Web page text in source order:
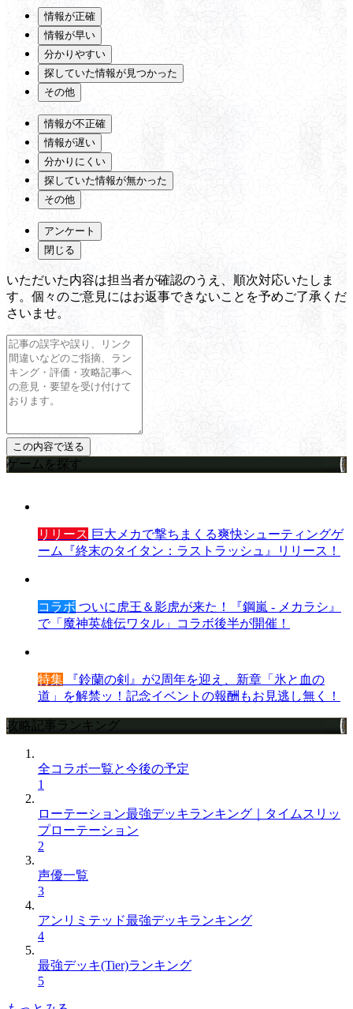
情報が正確
情報が早い
分かりやすい
探していた情報が見つかった
その他
情報が不正確
情報が遅い
分かりにくい
探していた情報が無かった
その他
アンケート
閉じる
いただいた内容は担当者が確認のうえ、順次対応いたしま
す。個々のご意見にはお返事できないことを予めご了承くだ
さいませ。
ゲームを探す
リリース 巨大メカで撃ちまくる爽快シューティングゲ
ーム『終末のタイタン：ラストラッシュ』リリース！
コラボ ついに虎王＆影虎が来た！『鋼嵐 - メカラシ』
で「魔神英雄伝ワタル」コラボ後半が開催！
特集 『鈴蘭の剣』が2周年を迎え、新章「氷と血の
道」を解禁ッ！記念イベントの報酬もお見逃し無く！
攻略記事ランキング
全コラボ一覧と今後の予定
1
ローテーション最強デッキランキング｜タイムスリッ
プローテーション
2
声優一覧
3
アンリミテッド最強デッキランキング
4
最強デッキ(Tier)ランキング
5